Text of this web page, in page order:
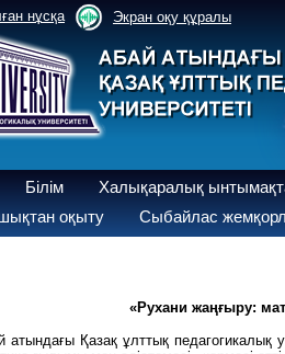
нұсқа Экран оқу құралы
Білім
Халықаралық
оқыту Сыбайлас
«Рухани жаңғыру:
Қазақ ұлттық